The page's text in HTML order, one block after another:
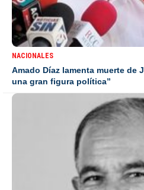
NACIONALES
Amado Díaz lamenta muerte de
una gran figura política”